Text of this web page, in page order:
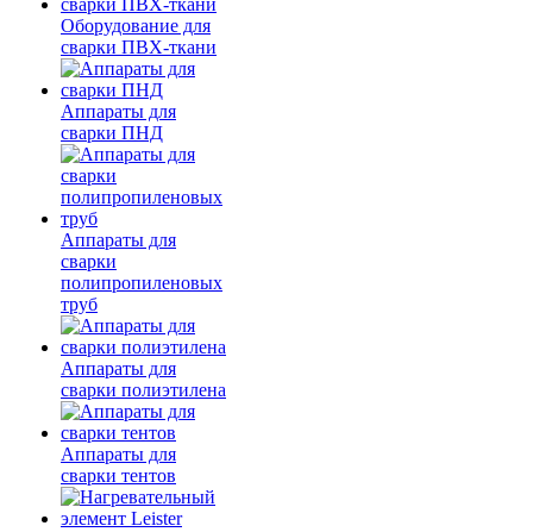
Оборудование для
сварки ПВХ-ткани
Аппараты для
сварки ПНД
Аппараты для
сварки
полипропиленовых
труб
Аппараты для
сварки полиэтилена
Аппараты для
сварки тентов